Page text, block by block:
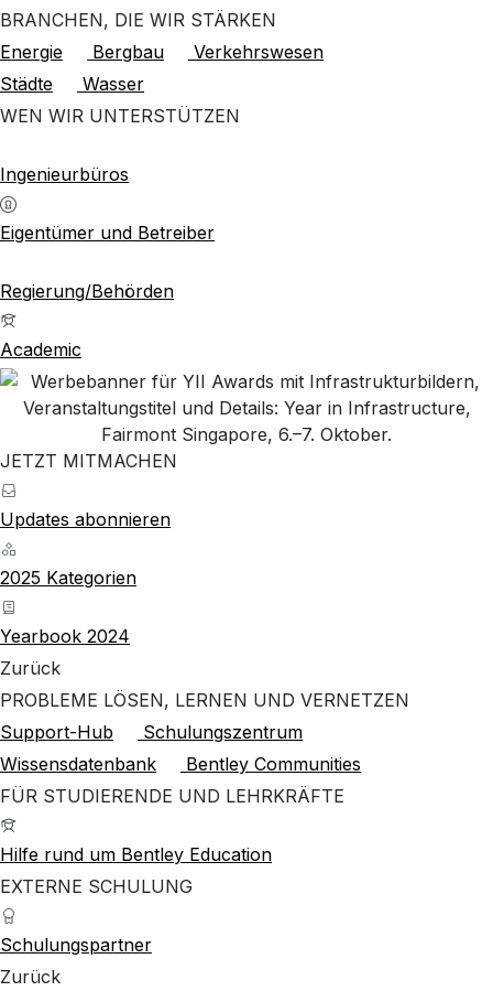
BRANCHEN, DIE WIR STÄRKEN
Energie
Bergbau
Verkehrswesen
Städte
Wasser
WEN WIR UNTERSTÜTZEN
Ingenieurbüros
Eigentümer und Betreiber
Regierung/Behörden
Academic
JETZT MITMACHEN
Updates abonnieren
2025 Kategorien
Yearbook 2024
Zurück
PROBLEME LÖSEN, LERNEN UND VERNETZEN
Support-Hub
Schulungszentrum
Wissensdatenbank
Bentley Communities
FÜR STUDIERENDE UND LEHRKRÄFTE
Hilfe rund um Bentley Education
EXTERNE SCHULUNG
Schulungspartner
Zurück